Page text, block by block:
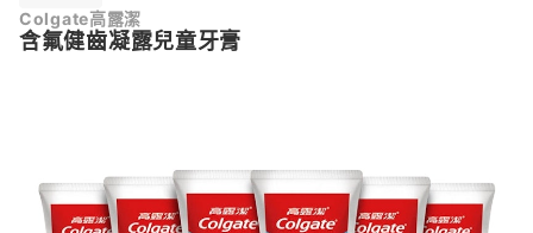
Colgate高露潔
含氟健齒凝露兒童牙膏